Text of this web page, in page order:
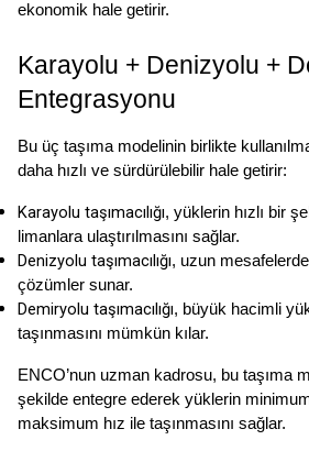
ekonomik hale getirir.
Karayolu + Denizyolu +
Entegrasyonu
Bu üç taşıma modelinin birlikte
daha hızlı ve sürdürülebilir hale getirir:
Karayolu taşımacılığı, yüklerin hızlı bir
limanlara ulaştırılmasını sağlar.
Denizyolu taşımacılığı, uzun
çözümler sunar.
Demiryolu taşımacılığı, büyük hacimli
taşınmasını mümkün kılar.
ENCO’nun uzman kadrosu, bu taşıma
şekilde entegre ederek yüklerin
maksimum hız ile taşınmasını sağlar.